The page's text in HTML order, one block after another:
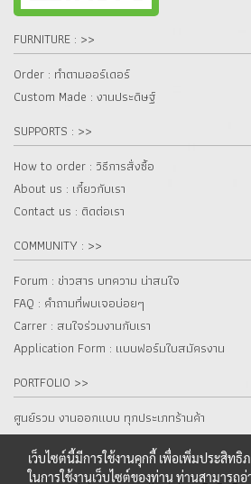
FURNITURE : >>
Order : ทำตามออร์เดอร์
Custom Made : งานประดิษฐ์
SUPPORTS : >>
How to order : วิธีการสั่งซื้อ
About us : เกี๋ยวกับเรา
Contact us : ติดต่อเรา
COMMUNITY : >>
Forum : ข่าวสาร บทความ น่าสนใจ
FAQ : คำถามที่พบเจอบ่อยๆ
Carrer : สนใจร่วมงานกับเรา
Application Form : แบบฟอร์มใบสมัครงาน
PORTFOLIO >>
ศูนย์รวม งานออกแบบ ทุกประเภทร้านค้า
เว็บไซต์นี้มีการใช้งานคุกกี้ เพื่อเพิ่มประสิท
ในการใช้งานเว็บไซต์ของท่าน ท่านสามารถ